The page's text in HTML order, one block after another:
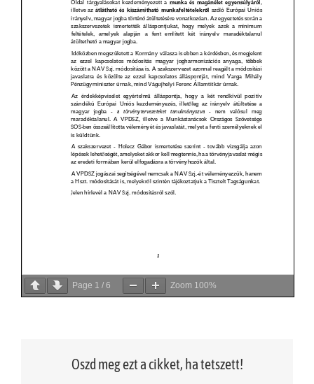
Page 1 / 6 Zoom 100%
Oszd meg ezt a cikket, ha tetszett!